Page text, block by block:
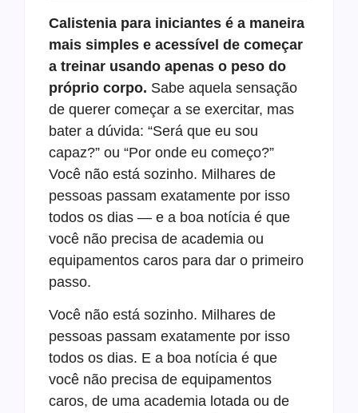
Calistenia para iniciantes é a maneira
mais simples e acessível de começar
a treinar usando apenas o peso do
próprio corpo. Sabe aquela sensação
de querer começar a se exercitar, mas
bater a dúvida: “Será que eu sou
capaz?” ou “Por onde eu começo?”
Você não está sozinho. Milhares de
pessoas passam exatamente por isso
todos os dias — e a boa notícia é que
você não precisa de academia ou
equipamentos caros para dar o primeiro
passo.
Você não está sozinho. Milhares de
pessoas passam exatamente por isso
todos os dias. E a boa notícia é que
você não precisa de equipamentos
caros, de uma academia lotada ou de